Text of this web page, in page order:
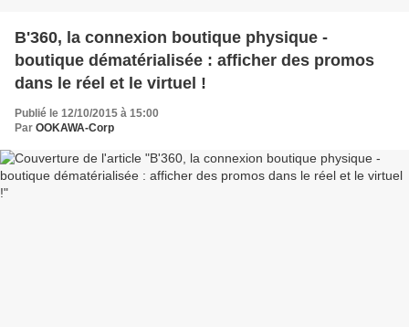
B'360, la connexion boutique physique -
boutique dématérialisée : afficher des promos
dans le réel et le virtuel !
Publié le 12/10/2015 à 15:00
Par OOKAWA-Corp